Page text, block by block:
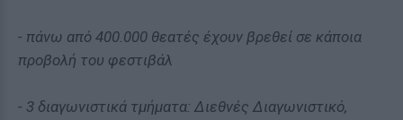
- πάνω από 400.000 θεατές έχουν βρεθεί σε κάποια
προβολή του φεστιβάλ
- 3 διαγωνιστικά τμήματα: Διεθνές Διαγωνιστικό,